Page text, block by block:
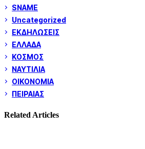
SNAME
Uncategorized
ΕΚΔΗΛΩΣΕΙΣ
ΕΛΛΑΔΑ
ΚΟΣΜΟΣ
ΝΑΥΤΙΛΙΑ
ΟΙΚΟΝΟΜΙΑ
ΠΕΙΡΑΙΑΣ
Related Articles